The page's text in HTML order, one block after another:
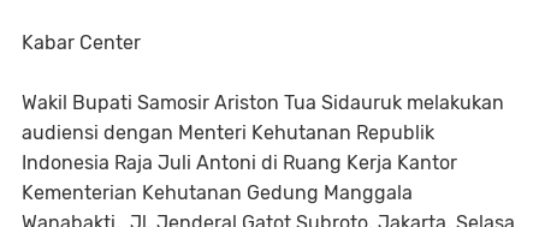
Kabar Center
Wakil Bupati Samosir Ariston Tua Sidauruk melakukan
audiensi dengan Menteri Kehutanan Republik
Indonesia Raja Juli Antoni di Ruang Kerja Kantor
Kementerian Kehutanan Gedung Manggala